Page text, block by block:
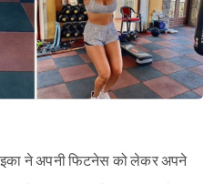
ने अपनी फिटनेस को लेकर अपने